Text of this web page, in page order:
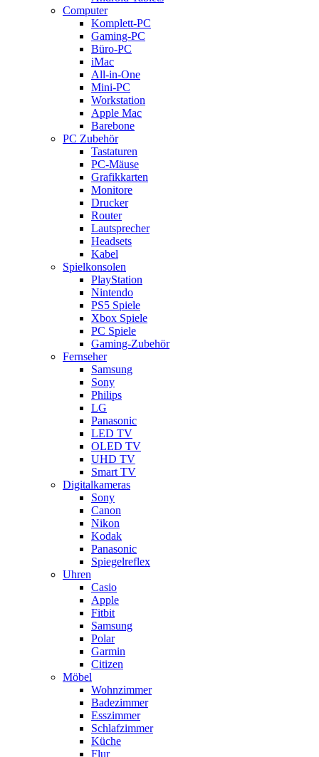
Computer
Komplett-PC
Gaming-PC
Büro-PC
iMac
All-in-One
Mini-PC
Workstation
Apple Mac
Barebone
PC Zubehör
Tastaturen
PC-Mäuse
Grafikkarten
Monitore
Drucker
Router
Lautsprecher
Headsets
Kabel
Spielkonsolen
PlayStation
Nintendo
PS5 Spiele
Xbox Spiele
PC Spiele
Gaming-Zubehör
Fernseher
Samsung
Sony
Philips
LG
Panasonic
LED TV
OLED TV
UHD TV
Smart TV
Digitalkameras
Sony
Canon
Nikon
Kodak
Panasonic
Spiegelreflex
Uhren
Casio
Apple
Fitbit
Samsung
Polar
Garmin
Citizen
Möbel
Wohnzimmer
Badezimmer
Esszimmer
Schlafzimmer
Küche
Flur